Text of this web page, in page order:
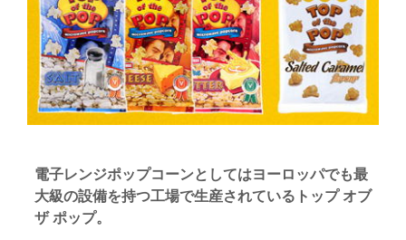
電子レンジポップコーンとしてはヨーロッパでも最
大級の設備を持つ工場で生産されているトップ オブ
ザ ポップ。